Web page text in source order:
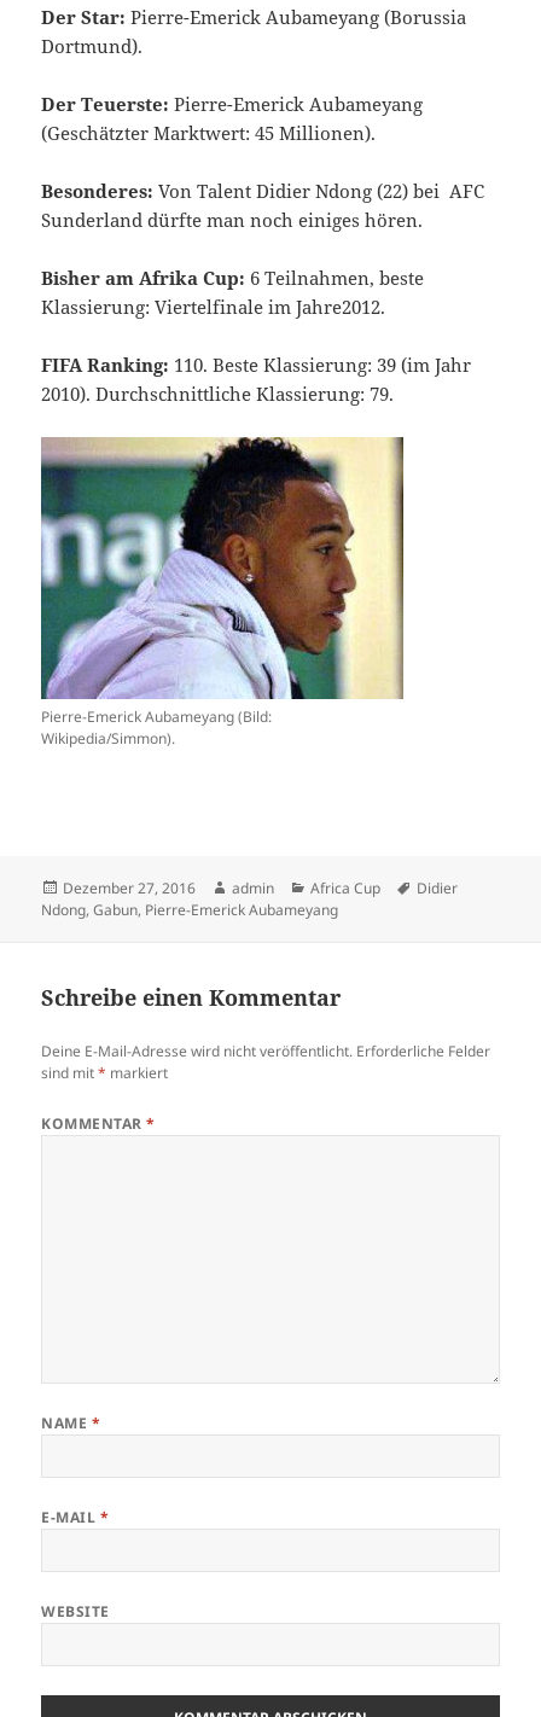
Der Star: Pierre-Emerick Aubameyang (Borussia
Dortmund).
Der Teuerste: Pierre-Emerick Aubameyang
(Geschätzter Marktwert: 45 Millionen).
Besonderes: Von Talent Didier Ndong (22) bei AFC
Sunderland dürfte man noch einiges hören.
Bisher am Afrika Cup: 6 Teilnahmen, beste
Klassierung: Viertelfinale im Jahre2012.
FIFA Ranking: 110. Beste Klassierung: 39 (im Jahr
2010). Durchschnittliche Klassierung: 79.
Pierre-Emerick Aubameyang (Bild:
Wikipedia/Simmon).
Veröffentlicht
am
Dezember 27, 2016 Autor
admin Kategorien
Africa Cup Schlagwörter
Didier
Ndong,Gabun, Pierre-Emerick Aubameyang
Schreibe einen Kommentar
Deine E-Mail-Adresse wird nicht veröffentlicht. Erforderliche Felder
sind mit* markiert
KOMMENTAR*
NAME *
E-MAIL *
WEBSITE